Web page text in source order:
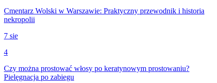
Cmentarz Wolski w Warszawie: Praktyczny przewodnik i historia
nekropolii
7 sie
4
Czy można prostować włosy po keratynowym prostowaniu?
Pielęgnacja po zabiegu